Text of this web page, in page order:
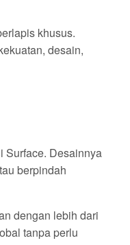
khusus.
desain,
Surface. Desainnya
berpindah
dengan lebih dari
tanpa perlu